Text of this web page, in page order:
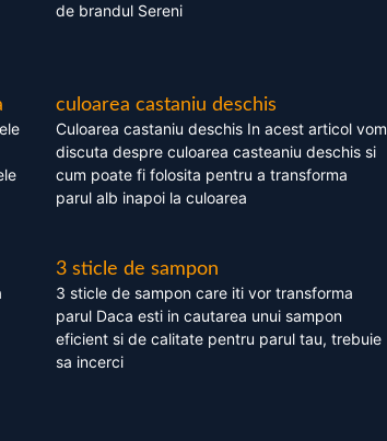
de brandul Sereni
culoarea castaniu deschis
Culoarea castaniu deschis In acest articol vom
discuta despre culoarea casteaniu deschis si
cum poate fi folosita pentru a transforma
parul alb inapoi la culoarea
3 sticle de sampon
3 sticle de sampon care iti vor transforma
parul Daca esti in cautarea unui sampon
eficient si de calitate pentru parul tau, trebuie
sa incerci